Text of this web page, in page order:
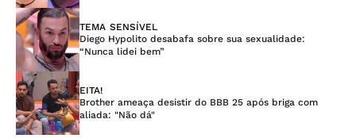
TEMA SENSÍVEL
Diego Hypolito desabafa sobre sua sexualidade:
“Nunca lidei bem”
EITA!
Brother ameaça desistir do BBB 25 após briga com
aliada: "Não dá"